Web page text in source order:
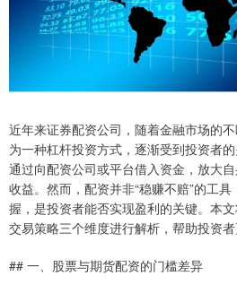
近年来证券配资公司，随着金融市场的
为一种杠杆投资方式，逐渐受到投资者
通过向配资公司或平台借入资金，放大
收益。然而，配资并非“稳赚不赔”的工
握，是投资者能否实现盈利的关键。本
交易策略三个维度进行解析，帮助投资者
## 一、股票与期货配资的门槛差异